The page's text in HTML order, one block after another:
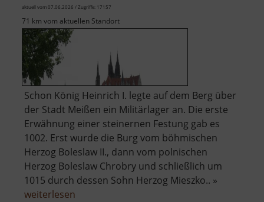
aktuell vom 07.06.2026 / Zugriffe: 17157
71 km vom aktuellen Standort
Schon König Heinrich I. legte auf dem Berg über
der Stadt Meißen ein Militärlager an. Die erste
Erwähnung einer steinernen Festung gab es
1002. Erst wurde die Burg vom böhmischen
Herzog Boleslaw II., dann vom polnischen
Herzog Boleslaw Chrobry und schließlich um
1015 durch dessen Sohn Herzog Mieszko.. »
weiterlesen